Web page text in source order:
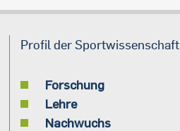
Profil der Sportwissenschaft
Forschung
Lehre
Nachwuchs